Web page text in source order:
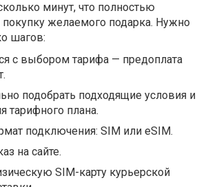
минут, что полностью
желаемого подарка. Нужно
шагов:
с выбором тарифа — предоплата
подобрать подходящие условия и
тарифного плана.
подключения: SIM или eSIM.
на сайте.
SIM-карту курьерской